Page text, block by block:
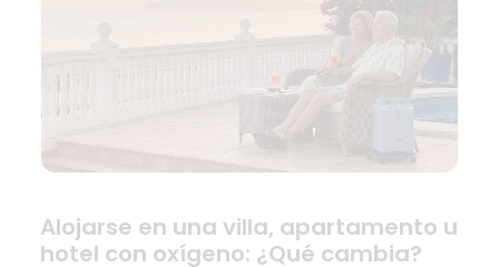
Alojarse en una villa, apartamento u
hotel con oxígeno: ¿Qué cambia?